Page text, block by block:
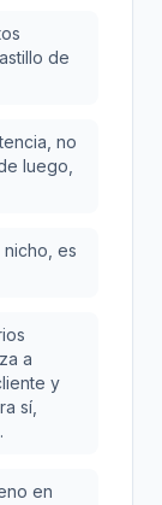
de
no
luego,
nicho, es
a
y
sí,
en